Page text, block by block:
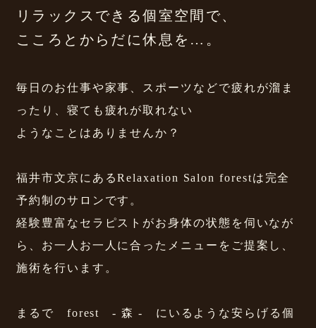
​​​​​​​リラックスできる個室空間で、
こころとからだに休息を…。
毎日のお仕事や家事、スポーツなどで疲れが溜ま
ったり、寝ても疲れが取れない
​​​​​​​ようなことはありませんか？
福井市文京にあるRelaxation Salon forestは完全
予約制のサロンです。
経験豊富なセラピストがお身体の状態を伺いなが
ら、お一人お一人に合ったメニューをご提案し、
施術を行います。
まるで forest - 森 - にいるような安らげる個